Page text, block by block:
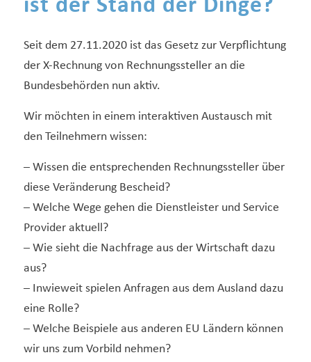
ist der Stand der Dinge?
Seit dem 27.11.2020 ist das Gesetz zur Verpflichtung
der X-Rechnung von Rechnungssteller an die
Bundesbehörden nun aktiv.
Wir möchten in einem interaktiven Austausch mit
den Teilnehmern wissen:
– Wissen die entsprechenden Rechnungssteller über
diese Veränderung Bescheid?
– Welche Wege gehen die Dienstleister und Service
Provider aktuell?
– Wie sieht die Nachfrage aus der Wirtschaft dazu
aus?
– Inwieweit spielen Anfragen aus dem Ausland dazu
eine Rolle?
– Welche Beispiele aus anderen EU Ländern können
wir uns zum Vorbild nehmen?